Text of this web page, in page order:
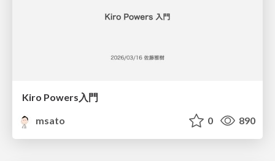
Kiro Powers入門
msato
0 890